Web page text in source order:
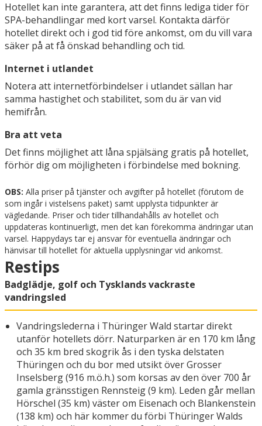
Hotellet kan inte garantera, att det finns lediga tider för
SPA-behandlingar med kort varsel. Kontakta därför
hotellet direkt och i god tid före ankomst, om du vill vara
säker på at få önskad behandling och tid.
Internet i utlandet
Notera att internetförbindelser i utlandet sällan har
samma hastighet och stabilitet, som du är van vid
hemifrån.
Bra att veta
Det finns möjlighet att låna spjälsäng gratis på hotellet,
förhör dig om möjligheten i förbindelse med bokning.
OBS: Alla priser på tjänster och avgifter på hotellet (förutom de
som ingår i vistelsens paket) samt upplysta tidpunkter är
vägledande. Priser och tider tillhandahålls av hotellet och
uppdateras kontinuerligt, men det kan förekomma ändringar utan
varsel. Happydays tar ej ansvar för eventuella ändringar och
hänvisar till hotellet för aktuella upplysningar vid ankomst.
Restips
Badglädje, golf och Tysklands vackraste
vandringsled
Vandringslederna i Thüringer Wald startar direkt
utanför hotellets dörr. Naturparken är en 170 km lång
och 35 km bred skogrik ås i den tyska delstaten
Thüringen och du bor med utsikt över Grosser
Inselsberg (916 m.ö.h.) som korsas av den över 700 år
gamla gränsstigen Rennsteig (9 km). Leden går mellan
Hörschel (35 km) väster om Eisenach och Blankenstein
(138 km) och här kommer du förbi Thüringer Walds